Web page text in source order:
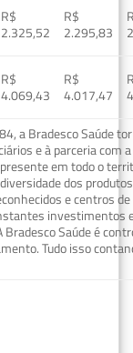
R$
2.325,52
R$
2.295,83
R$
4.069,43
R$
4.017,47
a Bradesco Saúde
e à parceria com
em todo o
dos
e centros
investimentos
Saúde é
Tudo isso